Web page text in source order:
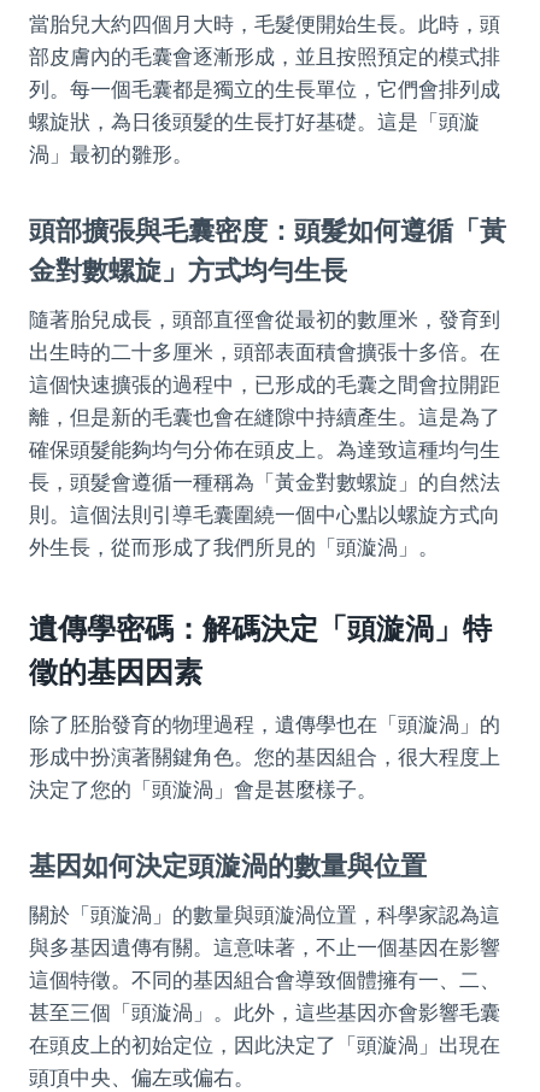
當胎兒大約四個月大時，毛髮便開始生長。此時，頭
部皮膚內的毛囊會逐漸形成，並且按照預定的模式排
列。每一個毛囊都是獨立的生長單位，它們會排列成
螺旋狀，為日後頭髮的生長打好基礎。這是「頭漩
渦」最初的雛形。
頭部擴張與毛囊密度：頭髮如何遵循「黃
金對數螺旋」方式均勻生長
隨著胎兒成長，頭部直徑會從最初的數厘米，發育到
出生時的二十多厘米，頭部表面積會擴張十多倍。在
這個快速擴張的過程中，已形成的毛囊之間會拉開距
離，但是新的毛囊也會在縫隙中持續產生。這是為了
確保頭髮能夠均勻分佈在頭皮上。為達致這種均勻生
長，頭髮會遵循一種稱為「黃金對數螺旋」的自然法
則。這個法則引導毛囊圍繞一個中心點以螺旋方式向
外生長，從而形成了我們所見的「頭漩渦」。
遺傳學密碼：解碼決定「頭漩渦」特
徵的基因因素
除了胚胎發育的物理過程，遺傳學也在「頭漩渦」的
形成中扮演著關鍵角色。您的基因組合，很大程度上
決定了您的「頭漩渦」會是甚麼樣子。
基因如何決定頭漩渦的數量與位置
關於「頭漩渦」的數量與頭漩渦位置，科學家認為這
與多基因遺傳有關。這意味著，不止一個基因在影響
這個特徵。不同的基因組合會導致個體擁有一、二、
甚至三個「頭漩渦」。此外，這些基因亦會影響毛囊
在頭皮上的初始定位，因此決定了「頭漩渦」出現在
頭頂中央、偏左或偏右。